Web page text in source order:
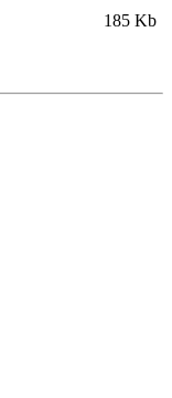
185 Kb